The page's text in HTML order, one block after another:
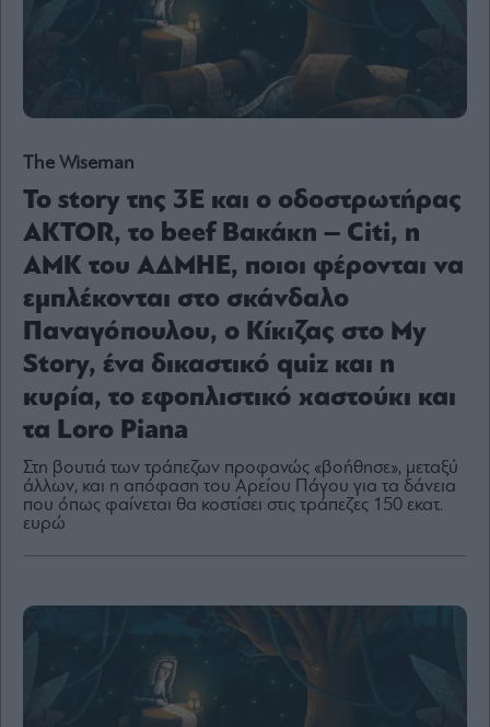
στο
του
mononews.gr
By
submitting
your
you
agree
our
and
Privacy
Notice.
can
opt
out
The Wiseman
Το story της 3E και ο οδοστρωτήρας
ΑΚΤΟR, το beef Βακάκη – Citi, η
ΑΜΚ του ΑΔΜΗΕ, ποιοι φέρονται να
εμπλέκονται στο σκάνδαλο
Παναγόπουλου, ο Κίκιζας στο My
Story, ένα δικαστικό quiz και η
κυρία, το εφοπλιστικό χαστούκι και
τα Loro Piana
Στη βουτιά των τράπεζων προφανώς «βοήθησε», μεταξύ
άλλων, και η απόφαση του Αρείου Πάγου για τα δάνεια
που όπως φαίνεται θα κοστίσει στις τράπεζες 150 εκατ.
ευρώ